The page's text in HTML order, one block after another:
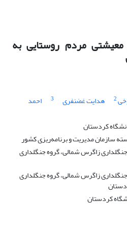
معیشتی مردم روستایی به
2 هدایت غضنفری 3 احمد
کردستان
سازمان مدیریت و برنامه‌ریزی کشور
زاگرس شمالی، گروه جنگلداری
زاگرس شمالی، گروه جنگلداری
کردستان